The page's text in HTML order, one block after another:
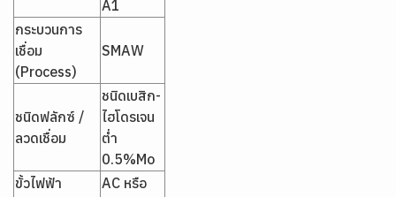
A1
กระบวนการ
เชื่อม
(Process)
SMAW
ชนิดฟลักซ์ /
ลวดเชื่อม
ชนิดเบสิก-
ไฮโดรเจน
ต่ำ
0.5%Mo
ขั้วไฟฟ้า
AC หรือ